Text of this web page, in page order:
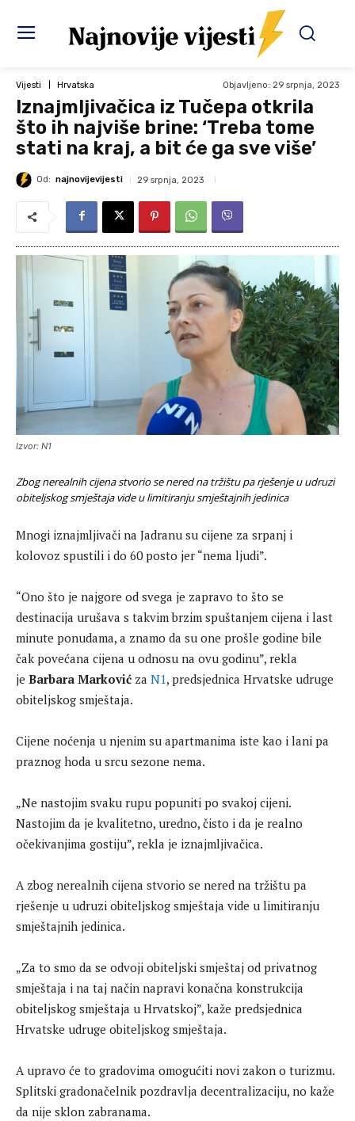
Vijesti Hrvatska Objavljeno: 29 srpnja, 2023
Iznajmljivačica iz Tučepa otkrila
što ih najviše brine: ‘Treba tome
stati na kraj, a bit će ga sve više’
Od: najnovijevijesti 29 srpnja, 2023
Izvor: N1
Zbog nerealnih cijena stvorio se nered na tržištu pa rješenje u udruzi
obiteljskog smještaja vide u limitiranju smještajnih jedinica
Mnogi iznajmljivači na Jadranu su cijene za srpanj i
kolovoz spustili i do 60 posto jer “nema ljudi”.
“Ono što je najgore od svega je zapravo to što se
destinacija urušava s takvim brzim spuštanjem cijena i last
minute ponudama, a znamo da su one prošle godine bile
čak povećana cijena u odnosu na ovu godinu”, rekla
je Barbara Marković za N1, predsjednica Hrvatske udruge
obiteljskog smještaja.
Cijene noćenja u njenim su apartmanima iste kao i lani pa
praznog hoda u srcu sezone nema.
„Ne nastojim svaku rupu popuniti po svakoj cijeni.
Nastojim da je kvalitetno, uredno, čisto i da je realno
očekivanjima gostiju”, rekla je iznajmljivačica.
A zbog nerealnih cijena stvorio se nered na tržištu pa
rješenje u udruzi obiteljskog smještaja vide u limitiranju
smještajnih jedinica.
„Za to smo da se odvoji obiteljski smještaj od privatnog
smještaja i na taj način napravi konačna konstrukcija
obiteljskog smještaja u Hrvatskoj”, kaže predsjednica
Hrvatske udruge obiteljskog smještaja.
A upravo će to gradovima omogućiti novi zakon o turizmu.
Splitski gradonačelnik pozdravlja decentralizaciju, no kaže
da nije sklon zabranama.